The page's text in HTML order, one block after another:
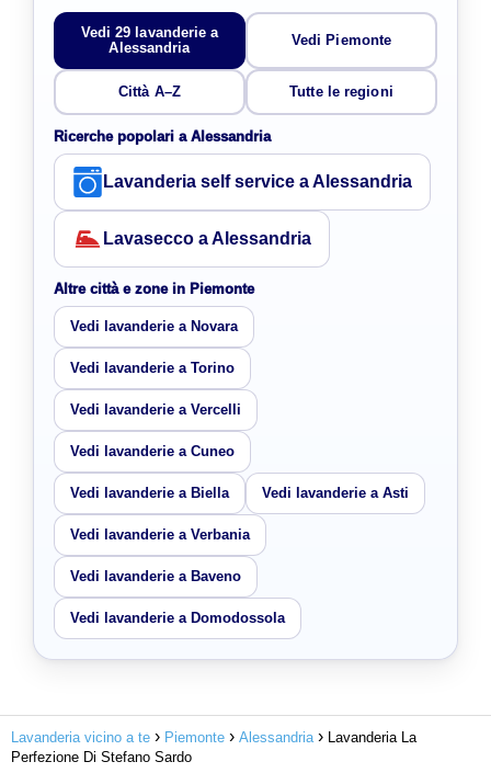
Vedi 29 lavanderie a
Alessandria
Vedi Piemonte
Città A–Z Tutte le regioni
Ricerche popolari a Alessandria
Lavanderia self service a Alessandria
Lavasecco a Alessandria
Altre città e zone in Piemonte
Vedi lavanderie a Novara
Vedi lavanderie a Torino
Vedi lavanderie a Vercelli
Vedi lavanderie a Cuneo
Vedi lavanderie a Biella Vedi lavanderie a Asti
Vedi lavanderie a Verbania
Vedi lavanderie a Baveno
Vedi lavanderie a Domodossola
Lavanderia vicino a te Piemonte Alessandria
Lavanderia La
Perfezione Di Stefano Sardo